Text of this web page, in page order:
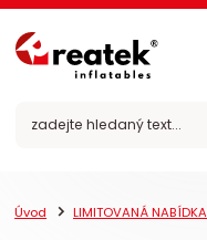
Úvod LIMITOVANÁ NABÍDKA